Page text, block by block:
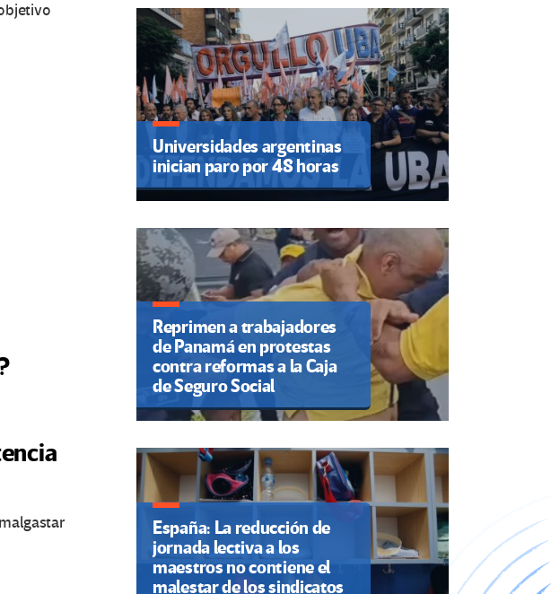
Universidades argentinas
inician paro por 48 horas
Reprimen a trabajadores
de Panamá en protestas
contra reformas a la Caja
de Seguro Social
España: La reducción de
jornada lectiva a los
maestros no contiene el
malestar de los sindicatos